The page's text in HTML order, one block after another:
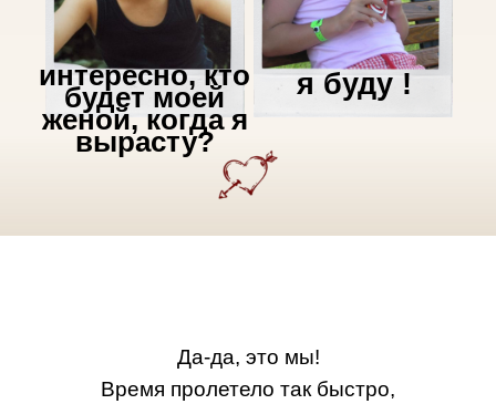
интересно, кто
будет моей
женой, когда я
вырасту?
я буду !
Да-да, это мы!
Время пролетело так быстро,